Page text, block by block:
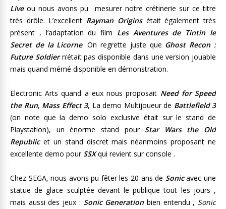
Liveou nous avons pu mesurer notre crétinerie sur ce titre
très drôle. L’excellent Rayman Originsétait également très
présent , l’adaptation du film Les Aventures de Tintin le
Secret de la Licorne. On regrette juste que Ghost Recon :
Future Soldiern’était pas disponible dans une version jouable
mais quand mémé disponible en démonstration.
Electronic Arts quand a eux nous proposait Need for Speed
the Run, Mass Effect 3, La demo Multijoueur de Battlefield 3
(on note que la demo solo exclusive était sur le stand de
Playstation), un énorme stand pourStar Wars the Old
Republicet un stand discret mais néanmoins proposant ne
excellente demo pourSSXqui revient sur console .
Chez SEGA, nous avons pu fêter les 20 ans de Sonicavec une
statue de glace sculptée devant le publique tout les jours ,
mais aussi des jeux : Sonic Generation bien entendu , Sonic